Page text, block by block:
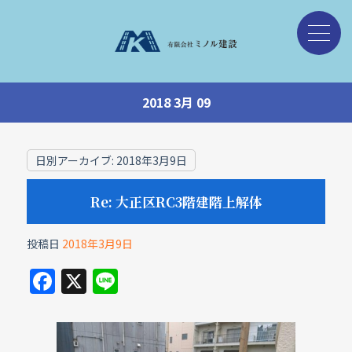
2018 3月 09
日別アーカイブ: 2018年3月9日
Re: 大正区RC3階建階上解体
投稿日 2018年3月9日
F
c
X Li
e